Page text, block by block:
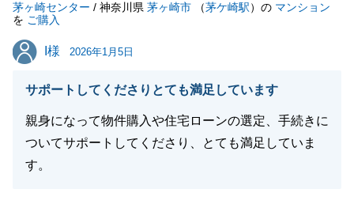
新生活のスタート、心よりお祝い申し上げます。
何かお困り事がございましたらその際はご連絡頂けま
すと幸いです。
閉じる
茅ヶ崎センター / 神奈川県 茅ヶ崎市 （茅ケ崎駅）の マンション
を ご購入
I様
I様 2026年1月5日
サポートしてくださりとても満足しています
親身になって物件購入や住宅ローンの選定、手続きに
ついてサポートしてくださり、とても満足していま
す。